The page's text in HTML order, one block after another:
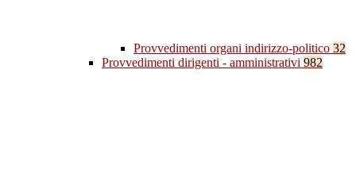
Provvedimenti organi indirizzo-politico 32
Provvedimenti dirigenti - amministrativi 982